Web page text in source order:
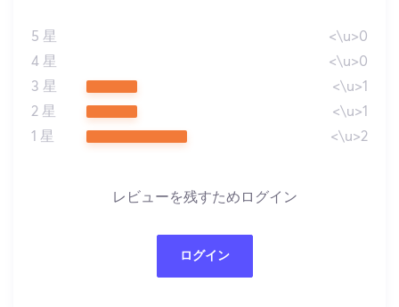
5 星
<\u>0
4 星
<\u>0
3 星
<\u>1
2 星
<\u>1
1 星
<\u>2
レビューを残すためログイン
ログイン